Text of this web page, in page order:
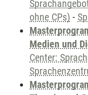
ohne CPs) -
Medien und
Center: